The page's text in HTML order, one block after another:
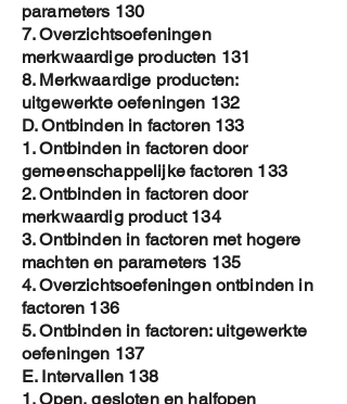
parameters 130
7. Overzichtsoefeningen
merkwaardige producten 131
8. Merkwaardige producten:
uitgewerkte oefeningen 132
D. Ontbinden in factoren 133
1. Ontbinden in factoren door
gemeenschappelijke factoren 133
2. Ontbinden in factoren door
merkwaardig product 134
3. Ontbinden in factoren met hogere
machten en parameters 135
4. Overzichtsoefeningen ontbinden in
factoren 136
5. Ontbinden in factoren: uitgewerkte
oefeningen 137
E. Intervallen 138
1. Open, gesloten en halfopen